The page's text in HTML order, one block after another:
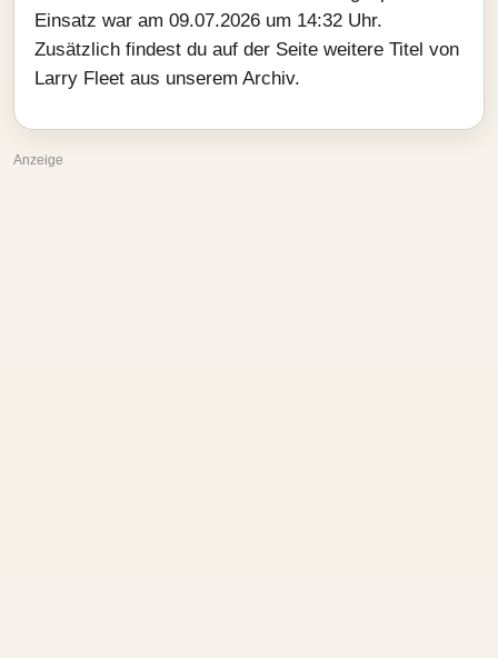
Einsatz war am 09.07.2026 um 14:32 Uhr.
Zusätzlich findest du auf der Seite weitere Titel von
Larry Fleet aus unserem Archiv.
Anzeige